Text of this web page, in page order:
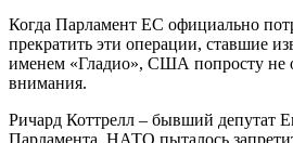
Когда Парламент ЕС официально
прекратить эти операции, ставшие
именем «Гладио», США попросту не
внимания.
Ричард Коттрелл – бывший депутат
Парламента. НАТО пыталось